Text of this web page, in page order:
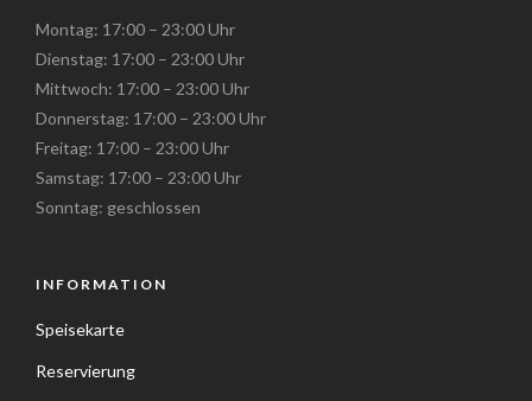
Montag: 17:00 – 23:00 Uhr
Dienstag: 17:00 – 23:00 Uhr
Mittwoch: 17:00 – 23:00 Uhr
Donnerstag: 17:00 – 23:00 Uhr
Freitag: 17:00 – 23:00 Uhr
Samstag: 17:00 – 23:00 Uhr
Sonntag: geschlossen
INFORMATION
Speisekarte
Reservierung